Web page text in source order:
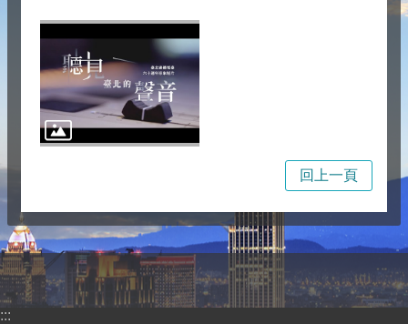
回上一頁
:::